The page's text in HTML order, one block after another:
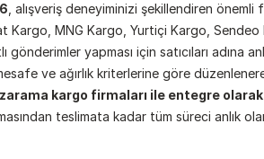
, alışveriş deneyiminizi şekillendiren
Kargo, MNG Kargo, Yurtiçi Kargo,
gönderimler yapması için satıcıları adına
ve ağırlık kriterlerine göre
kargo firmaları ile entegre
teslimata kadar tüm süreci anlık